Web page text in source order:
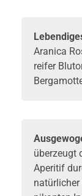
Aranica
reifer
überzeugt
Aperitif
natürlicher